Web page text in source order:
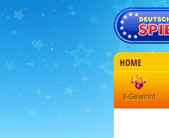
HOME
3-Gewinnt